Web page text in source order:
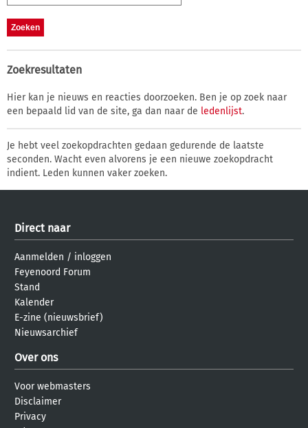
Zoekresultaten
Hier kan je nieuws en reacties doorzoeken. Ben je op zoek naar
een bepaald lid van de site, ga dan naar de ledenlijst.
Je hebt veel zoekopdrachten gedaan gedurende de laatste
seconden. Wacht even alvorens je een nieuwe zoekopdracht
indient. Leden kunnen vaker zoeken.
Direct naar
Aanmelden / inloggen
Feyenoord Forum
Stand
Kalender
E-zine (nieuwsbrief)
Nieuwsarchief
Over ons
Voor webmasters
Disclaimer
Privacy